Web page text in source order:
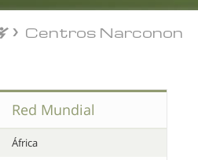
⨯
Centros Narconon
Red Mundial
África
Centros Narconon